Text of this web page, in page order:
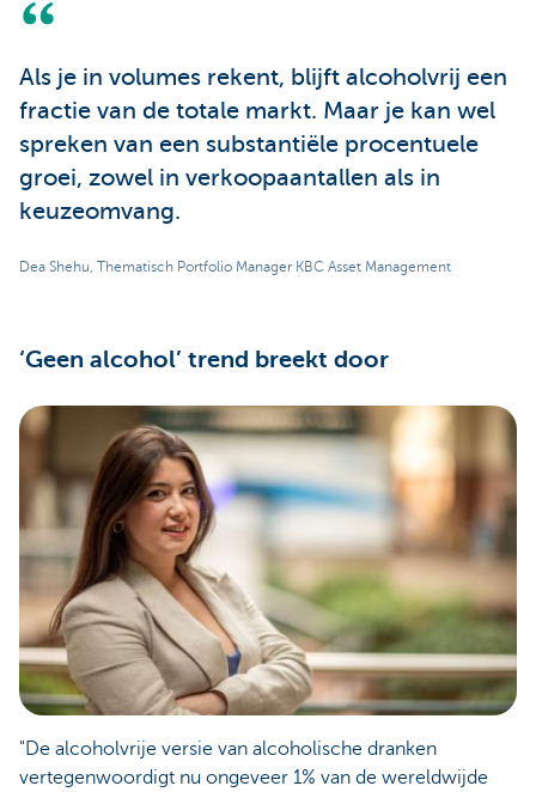
Als je in volumes rekent, blijft alcoholvrij een
fractie van de totale markt. Maar je kan wel
spreken van een substantiële procentuele
groei, zowel in verkoopaantallen als in
keuzeomvang.
Dea Shehu, Thematisch Portfolio Manager KBC Asset Management
‘Geen alcohol’ trend breekt door
"De alcoholvrije versie van alcoholische dranken
vertegenwoordigt nu ongeveer 1% van de wereldwijde